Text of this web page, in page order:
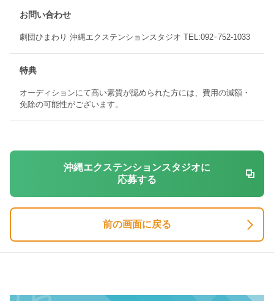
お問い合わせ
劇団ひまわり 沖縄エクステンションスタジオ TEL:092ｰ752-1033
特典
オーディションにて高い素質が認められた方には、費用の減額・
免除の可能性がございます。
沖縄エクステンションスタジオに
応募する
前の画面に戻る